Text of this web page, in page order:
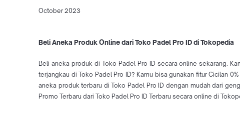
October 2023
Beli Aneka Produk Online dari Toko Padel Pro ID di Tokopedia
Beli aneka produk di Toko Padel Pro ID secara online sekarang.
terjangkau di Toko Padel Pro ID? Kamu bisa gunakan fitur Cicilan
aneka produk terbaru di Toko Padel Pro ID dengan mudah dari
Promo Terbaru dari Toko Padel Pro ID Terbaru secara online di